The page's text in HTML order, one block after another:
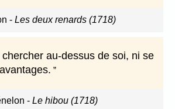
- Les deux renards (1718)
au-dessus de soi, ni se
- Le hibou (1718)